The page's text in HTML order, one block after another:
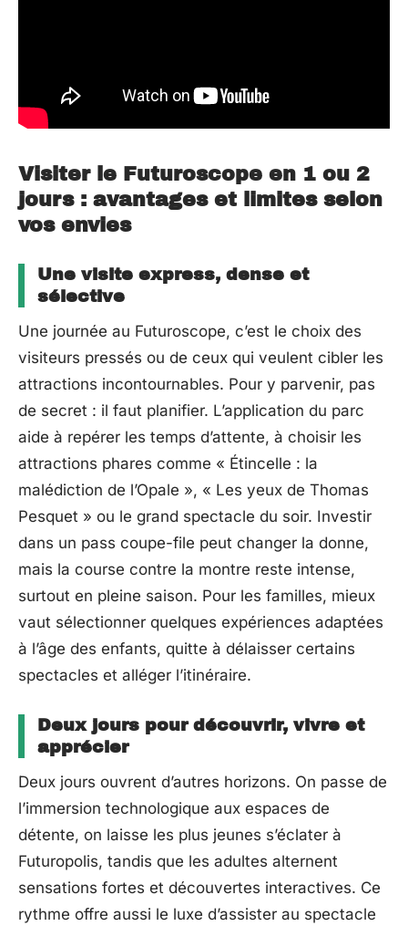
Visiter le Futuroscope en 1 ou 2
jours : avantages et limites selon
vos envies
Une visite express, dense et
sélective
Une journée au Futuroscope, c’est le choix des
visiteurs pressés ou de ceux qui veulent cibler les
attractions incontournables. Pour y parvenir, pas
de secret : il faut planifier. L’application du parc
aide à repérer les temps d’attente, à choisir les
attractions phares comme « Étincelle : la
malédiction de l’Opale », « Les yeux de Thomas
Pesquet » ou le grand spectacle du soir. Investir
dans un pass coupe-file peut changer la donne,
mais la course contre la montre reste intense,
surtout en pleine saison. Pour les familles, mieux
vaut sélectionner quelques expériences adaptées
à l’âge des enfants, quitte à délaisser certains
spectacles et alléger l’itinéraire.
Deux jours pour découvrir, vivre et
apprécier
Deux jours ouvrent d’autres horizons. On passe de
l’immersion technologique aux espaces de
détente, on laisse les plus jeunes s’éclater à
Futuropolis, tandis que les adultes alternent
sensations fortes et découvertes interactives. Ce
rythme offre aussi le luxe d’assister au spectacle